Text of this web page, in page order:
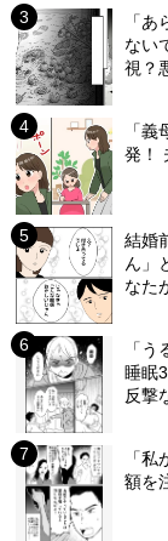
「
ない
視？
「
発！
結婚
ん」
なた
「
睡眠
反撃
「
額を